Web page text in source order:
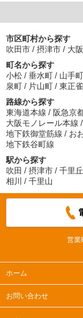
市区町村から探す
吹田市 / 摂津市 / 大
町名から探す
小松 / 垂水町 / 山手町
泉町 / 片山町 / 東正雀
路線から探す
東海道本線 / 阪急京
大阪モノレール本線 /
地下鉄御堂筋線 / お
地下鉄谷町線
駅から探す
吹田 / 摂津市 / 千里丘
相川
/ 千里山
営業
ホーム
お問い合わせ